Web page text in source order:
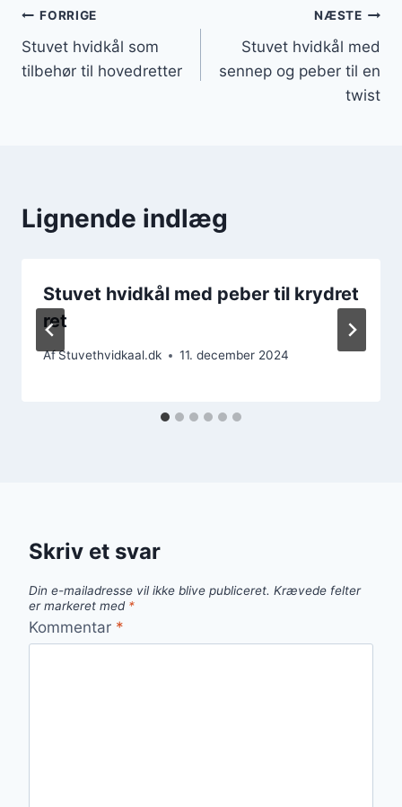
Indlægsnavigation
FORRIGE
Stuvet hvidkål som
tilbehør til hovedretter
NÆSTE
Stuvet hvidkål med
sennep og peber til en
twist
Lignende indlæg
Stuvet hvidkål med peber til krydret
ret
AfStuvethvidkaal.dk 11. december 2024
Skriv et svar
Din e-mailadresse vil ikke blive publiceret. Krævede felter
er markeret med *
Kommentar *